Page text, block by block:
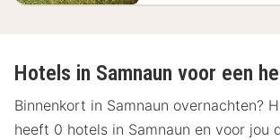
Hotels in Samnaun voor een
Binnenkort in Samnaun overnachten?
heeft 0 hotels in Samnaun en voor jou